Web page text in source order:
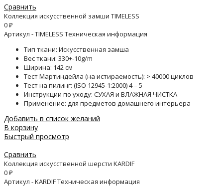
Сравнить
Коллекция искусственной замши TIMELESS
0₽
Артикул - TIMELESS Техническая информация
Тип ткани: Искусственная замша
Вес ткани: 330+-10g/m
Ширина: 142 см
Тест Мартиндейла (на истираемость): > 40000 циклов
Тест на пилинг: (ISO 12945-1:2000) 4 – 5
Инструкции по уходу: СУХАЯ и ВЛАЖНАЯ ЧИСТКА
Применение: для предметов домашнего интерьера
Добавить в список желаний
В корзину
Быстрый просмотр
Сравнить
Коллекция искусственной шерсти KARDIF
0₽
Артикул - KARDIF Техническая информация